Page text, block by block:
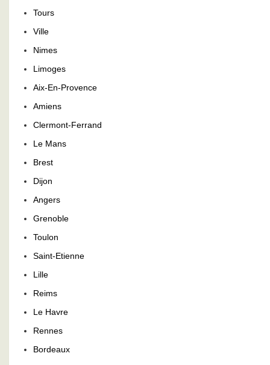
Tours
Ville
Nimes
Limoges
Aix-En-Provence
Amiens
Clermont-Ferrand
Le Mans
Brest
Dijon
Angers
Grenoble
Toulon
Saint-Etienne
Lille
Reims
Le Havre
Rennes
Bordeaux